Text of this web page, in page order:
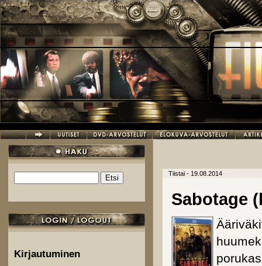
Hyppää pääsisältöön
Hakulomake
Kirjautuminen
Tiistai - 19.08.2014
Sabotage